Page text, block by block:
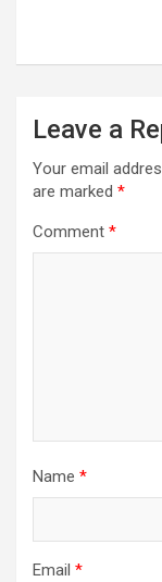
Leave a
Your email
are marked *
Comment *
Name *
Email *